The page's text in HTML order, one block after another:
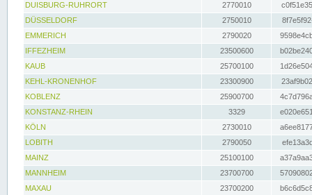
DUISBURG-RUHRORT
2770010
DÜSSELDORF
2750010
EMMERICH
2790020
IFFEZHEIM
23500600
KAUB
25700100
KEHL-KRONENHOF
23300900
KOBLENZ
25900700
KONSTANZ-RHEIN
3329
KÖLN
2730010
LOBITH
2790050
MAINZ
25100100
MANNHEIM
23700700
MAXAU
23700200